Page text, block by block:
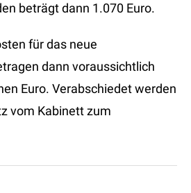
beträgt dann 1.070 Euro.
für das neue
dann voraussichtlich
Euro. Verabschiedet werden
vom Kabinett zum